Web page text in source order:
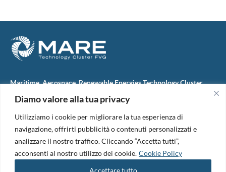
Diamo valore alla tua privacy
Utilizziamo i cookie per migliorare la tua esperienza di
navigazione, offrirti pubblicità o contenuti personalizzati e
analizzare il nostro traffico. Cliccando “Accetta tutti”,
acconsenti al nostro utilizzo dei cookie. Cookie Policy
Accettare tutto
Maritime, Aerospace, Renewable Energies Technology Cluster
M.A.R.E. TC FVG S.c.ar.l.
34074 Monfalcone (Italy)
tel. +39 0481 723440
Codice Fiscale e Partita Iva: 01138620313
PEC:marefvg@legalmail.it
Codice univoco per i pagamenti: M5UXCR1